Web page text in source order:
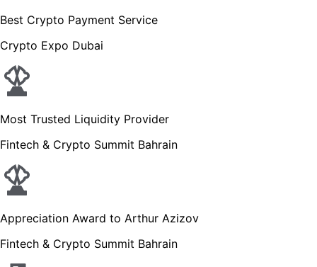
Best Crypto Payment Service
Crypto Expo Dubai
Most Trusted Liquidity Provider
Fintech & Crypto Summit Bahrain
Appreciation Award to Arthur Azizov
Fintech & Crypto Summit Bahrain